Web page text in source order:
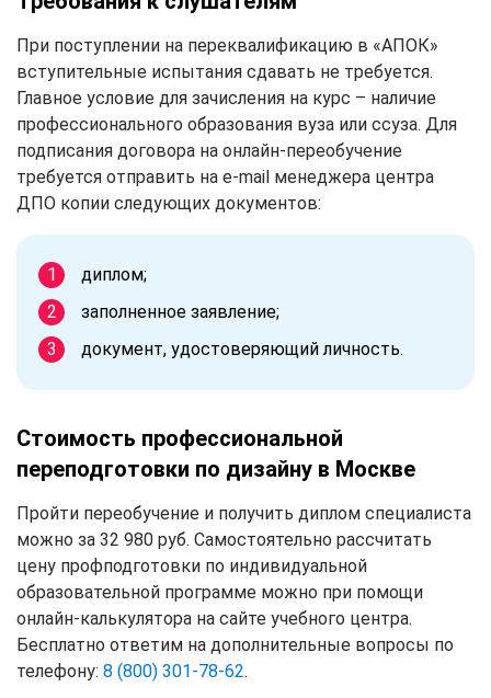
При поступлении на переквалификацию в «АПОК»
вступительные испытания сдавать не требуется.
Главное условие для зачисления на курс – наличие
профессионального образования вуза или ссуза. Для
подписания договора на онлайн-переобучение
требуется отправить на e-mail менеджера центра
ДПО копии следующих документов:
диплом;
заполненное заявление;
документ, удостоверяющий личность.
Стоимость профессиональной
переподготовки по дизайну в Москве
Пройти переобучение и получить диплом специалиста
можно за 32 980 руб. Самостоятельно рассчитать
цену профподготовки по индивидуальной
образовательной программе можно при помощи
онлайн-калькулятора на сайте учебного центра.
Бесплатно ответим на дополнительные вопросы по
телефону: 8 (800) 301-78-62.